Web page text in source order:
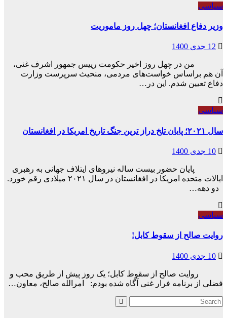
سیاسی
وزیر دفاع افغانستان؛ چهل روز ماموریت
12 جدی 1400
من در چهل روز اخیر حکومت رییس جمهور اشرف غنی،
آن هم براساس خواست‌های مردمی، منحیث سرپرست وزارت
دفاع تعیین شدم. این در…
سیاسی
سال ۲۰۲۱؛ پایان تلخ دراز ترین جنگ تاریخ امریکا در افغانستان
10 جدی 1400
پایان حضور بیست ساله نیروهای ایتلاف جهانی به رهبری
ایالات متحده امریکا در افغانستان در سال ۲۰۲۱ میلادی رقم خورد.
دو دهه…
سیاسی
روایت صالح از سقوط کابل!
10 جدی 1400
روایت صالح از سقوط کابل؛ یک روز پیش از طریق محب و
فضلی از برنامه فرار غنی آگاه شده بودم: امرالله صالح، معاون…